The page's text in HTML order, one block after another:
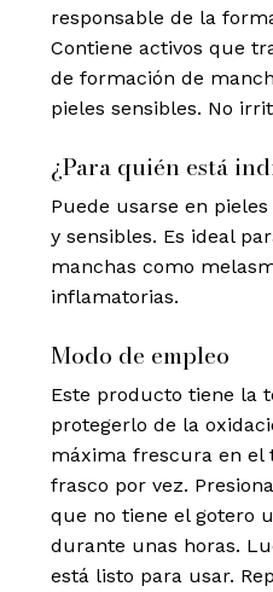
responsable de la
Contiene activos que
de formación de
pieles sensibles. No
¿Para quién está
Puede usarse en
y sensibles. Es ideal
manchas como
inflamatorias.
Modo de empleo
Este producto tiene la
protegerlo de la
máxima frescura en el
frasco por vez.
que no tiene el gotero
durante unas horas.
está listo para usar.